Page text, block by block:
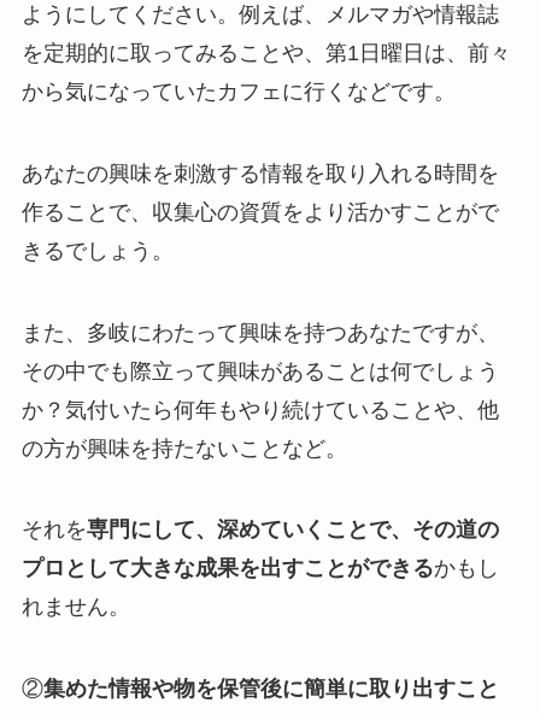
ようにしてください。例えば、メルマガや情報誌
を定期的に取ってみることや、第1日曜日は、前々
から気になっていたカフェに行くなどです。
あなたの興味を刺激する情報を取り入れる時間を
作ることで、収集心の資質をより活かすことがで
きるでしょう。
また、多岐にわたって興味を持つあなたですが、
その中でも際立って興味があることは何でしょう
か？気付いたら何年もやり続けていることや、他
の方が興味を持たないことなど。
それを専門にして、深めていくことで、その道の
プロとして大きな成果を出すことができるかもし
れません。
②集めた情報や物を保管後に簡単に取り出すこと